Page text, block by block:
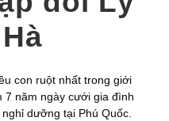
con ruột nhất trong giới
7 năm ngày cưới gia đình
dưỡng tại Phú Quốc.